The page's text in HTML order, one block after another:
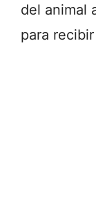
del animal
para